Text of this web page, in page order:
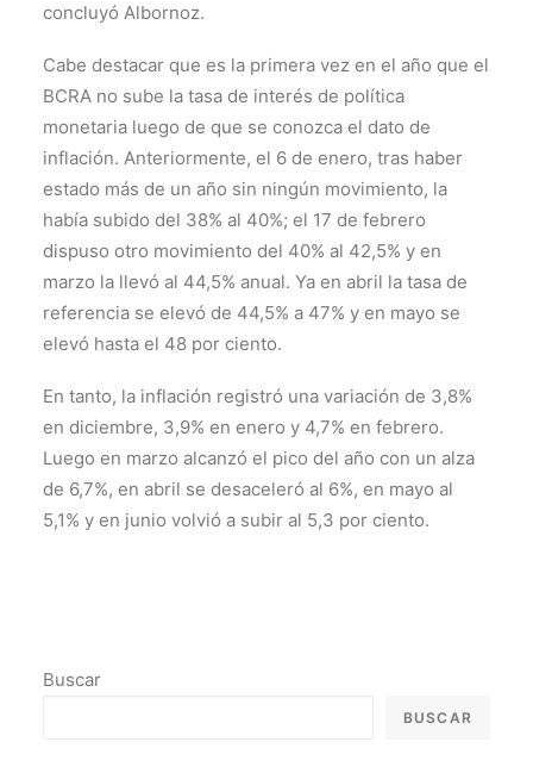
concluyó Albornoz.
Cabe destacar que es la primera vez en el año que el
BCRA no sube la tasa de interés de política
monetaria luego de que se conozca el dato de
inflación. Anteriormente, el 6 de enero, tras haber
estado más de un año sin ningún movimiento, la
había subido del 38% al 40%; el 17 de febrero
dispuso otro movimiento del 40% al 42,5% y en
marzo la llevó al 44,5% anual. Ya en abril la tasa de
referencia se elevó de 44,5% a 47% y en mayo se
elevó hasta el 48 por ciento.
En tanto, la inflación registró una variación de 3,8%
en diciembre, 3,9% en enero y 4,7% en febrero.
Luego en marzo alcanzó el pico del año con un alza
de 6,7%, en abril se desaceleró al 6%, en mayo al
5,1% y en junio volvió a subir al 5,3 por ciento.
Buscar
BUSCAR